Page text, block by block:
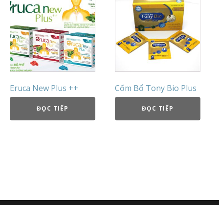
Eruca New Plus ++
ĐỌC TIẾP
Cốm Bổ Tony Bio Plus
ĐỌC TIẾP